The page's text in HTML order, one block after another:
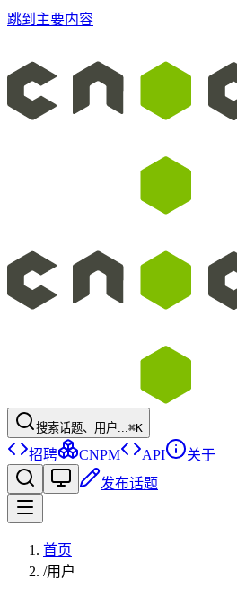
跳到主要内容
搜索话题、用户...⌘K
招聘 CNPM API
关于
发布话题
首页
/用户